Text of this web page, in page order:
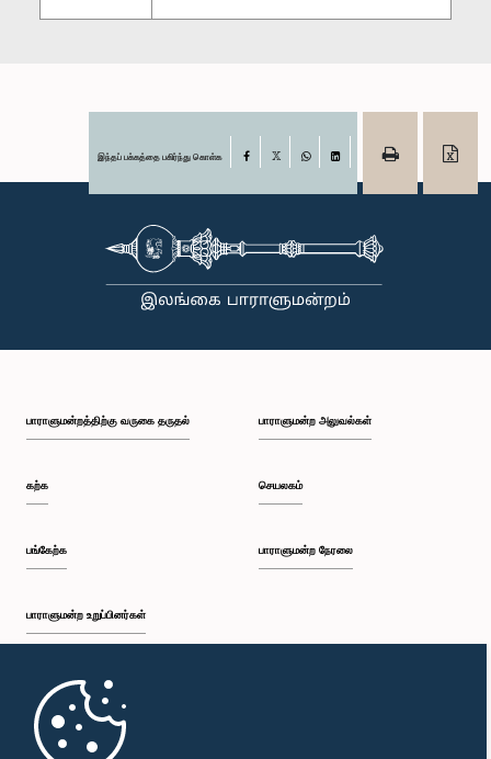
இந்தப் பக்கத்தை பகிர்ந்து கொள்க Facebook
பாராளுமன்றத்திற்கு வருகை தருதல்
கற்க
பங்கேற்க
பாராளுமன்ற உறுப்பினர்கள்
முதற்பக்கம்
பாராளுமன்ற அலுவல்கள்
செயலகம்
பாராளுமன்ற நேரலை